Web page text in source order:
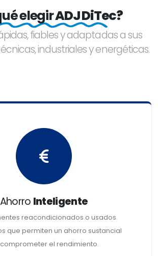
elegirADJ DiTec?
fiables y adaptadas a sus
industriales y energéticas.
Ahorro Inteligente
reacondicionados o usados
que permiten un ahorro sustancial
el rendimiento.